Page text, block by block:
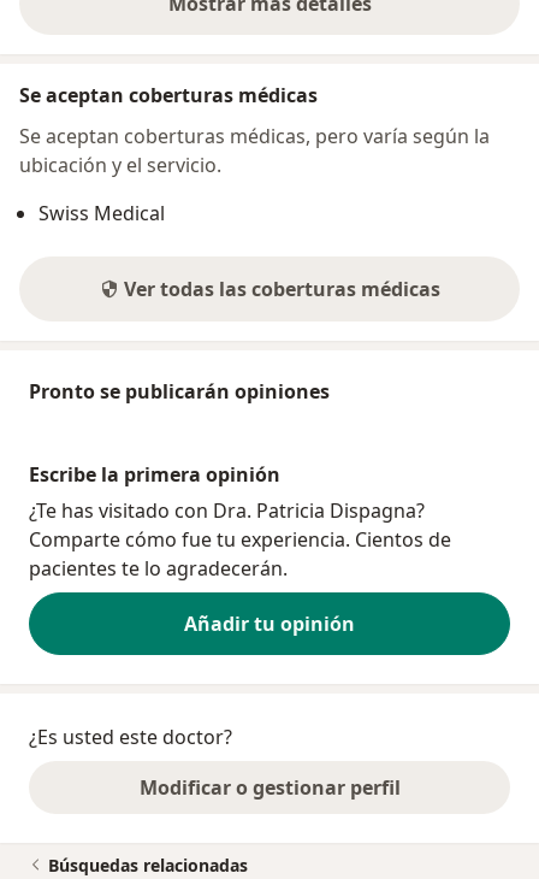
sobre la dirección
Se aceptan coberturas médicas
Se aceptan coberturas médicas, pero varía según la
ubicación y el servicio.
Swiss Medical
Ver todas las coberturas médicas
Pronto se publicarán opiniones
Escribe la primera opinión
¿Te has visitado con Dra. Patricia Dispagna?
Comparte cómo fue tu experiencia. Cientos de
pacientes te lo agradecerán.
Añadir tu opinión
¿Es usted este doctor?
Modificar o gestionar perfil
Búsquedas relacionadas